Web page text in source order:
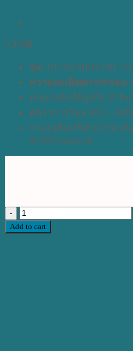
5,490฿
รุ่น: UF MEMBRANE
ความละเอียดการกรอง:
ทนเเรงดันได้สูงถึง 45 Psi
อัตราการไหล 800 –
กรองจุลินทรีย์ก่อโรค
99.99% removal
ไส้
กรอง
Add to cart